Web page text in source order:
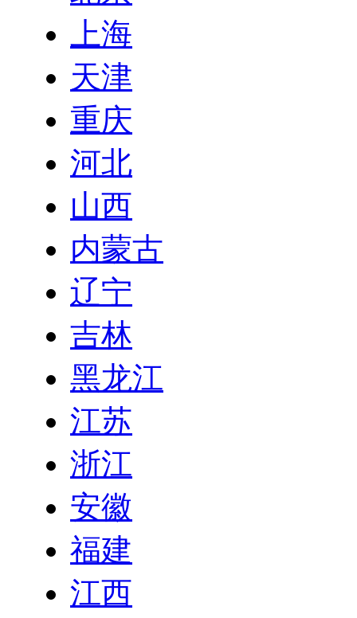
上海
天津
重庆
河北
山西
内蒙古
辽宁
吉林
黑龙江
江苏
浙江
安徽
福建
江西